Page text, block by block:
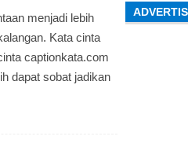
menjadi lebih
Kata cinta
captionkata.com
dapat sobat jadikan